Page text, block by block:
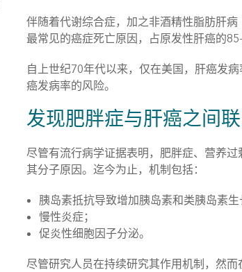
伴随着代谢综合症，加之非酒精性脂肪肝
最常见的癌症死亡原因，占原发性肝癌的85-
自上世纪70年代以来，仅在美国，肝癌发
癌发病率的风险。
发现肥胖症与肝癌之间
尽管有流行病学证据表明，肥胖症、营养
其分子原因。迄今为止，机制包括：
胰岛素抵抗导致增加胰岛素和类胰岛素生
慢性炎症；
促炎性细胞因子分泌。
尽管研究人员在持续研究其作用机制，然